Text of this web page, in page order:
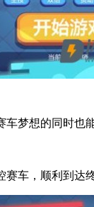
梦想的同时也
车，顺利到达